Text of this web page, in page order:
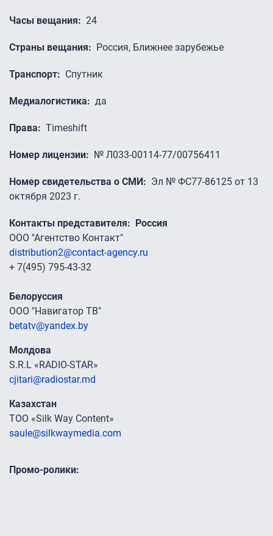
Часы вещания 24
Страны вещания Россия, Ближнее зарубежье
Транспорт Спутник
Медиалогистика да
Права Timeshift
Номер лицензии № Л033-00114-77/00756411
Номер свидетельства о СМИ
Эл № ФС77-86125 от 13
октября 2023 г.
Контакты представителя
Россия
ООО "Агентство Контакт"
distribution2@contact-agency.ru
+ 7(495) 795-43-32
Белоруссия
ООО "Навигатор ТВ"
betatv@yandex.by
Молдова
S.R.L «RADIO-STAR»
cjitari@radiostar.md
Казахстан
ТОО «Silk Way Content»
saule@silkwaymedia.com
Промо-ролики